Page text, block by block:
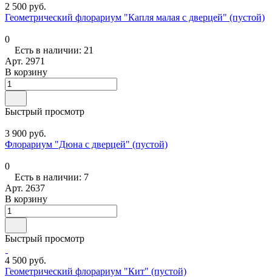
2 500 руб.
Геометрический флорариум "Капля малая с дверцей" (пустой)
0
Есть в наличии: 21
Арт. 2971
В корзину
Быстрый просмотр
3 900 руб.
Флорариум "Дюна с дверцей" (пустой)
0
Есть в наличии: 7
Арт. 2637
В корзину
Быстрый просмотр
4 500 руб.
Геометрический флорариум "Кит" (пустой)